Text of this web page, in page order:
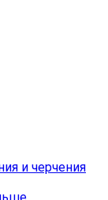
и черчения